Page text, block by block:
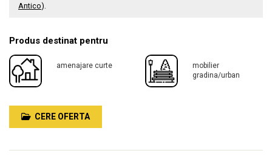
Antico).
Produs destinat pentru
amenajare curte
mobilier
gradina/urban
CERE OFERTA